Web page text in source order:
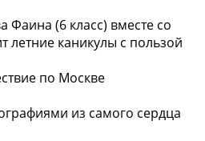
(6 класс) вместе со
летние каникулы с пользой
по Москве
из самого сердца